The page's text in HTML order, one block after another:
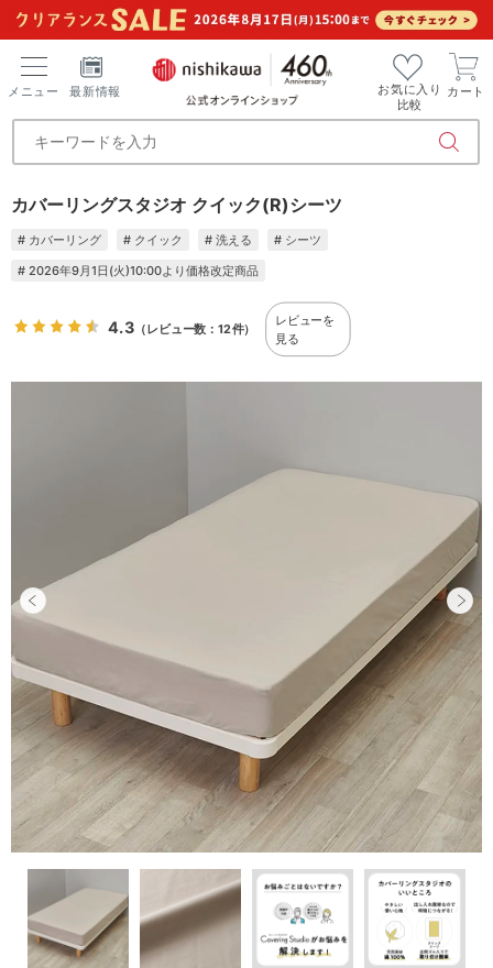
メニュー 最新情報
お気に入り
比較
カート
カバーリングスタジオ クイック(R)シーツ
# カバーリング # クイック # 洗える
# シーツ
# 2026年9月1日(火)10:00より価格改定商品
4.3 （レビュー数：12件）
レビューを
見る